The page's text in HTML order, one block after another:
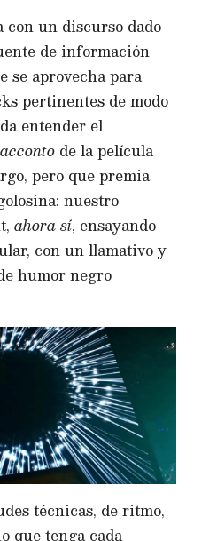
con un discurso dado
de información
aprovecha para
pertinentes de modo
entender el
de la película
pero que premia
nuestro
ahora sí, ensayando
con un llamativo y
humor negro
técnicas, de ritmo,
que tenga cada